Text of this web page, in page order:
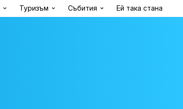
Туризъм Събития Ей така стана